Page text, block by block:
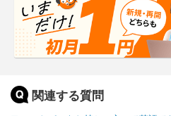
関連する質問